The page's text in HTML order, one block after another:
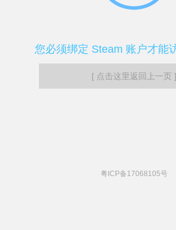
您必须绑定 Steam 账户才能
[ 点击这里返回上一页 ]
粤ICP备17068105号